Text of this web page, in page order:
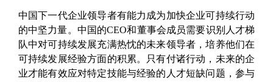
中国下一代企业领导者有能力成为加快企业可持续行动
的中坚力量。中国的CEO和董事会成员需要识别人才梯
队中对可持续发展充满热忱的未来领导者，培养他们在
可持续发展经验方面的积累。只有付诸行动，未来的企
业才能有效应对特定技能与经验的人才短缺问题，参与